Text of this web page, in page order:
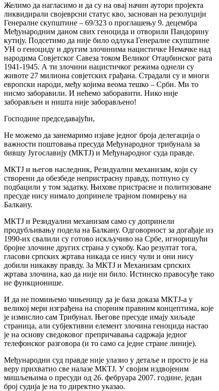
Желимо да нагласимо и да су на овај начин аутори пројекта
ликвидирали својеврсни статус кво, заснован на резолуцији
Генералне скупштине – 69/323 о проглашењу 9. децембра
Међународним даном свих геноцида и отворили Пандорину
кутију. Подсетимо да није било одлука Генералне скупштине
УН о геноциду и другим злочинима нацистичке Немачке над
народима Совјетског Савеза током Великог Отаџбинског рата
1941-1945. А ти злочини нацистичког режима однели су
животе 27 милиона совјетских грађана. Страдали су и многи
европски народи, међу којима веома тешко – Срби. Ми то
нисмо заборавили. И нећемо заборавити. Нико није
заборављен и ништа није заборављено!
Господине председавајући,
Не можемо да занемаримо изјаве једног броја делегација о
важности поштовања пресуда Међународног трибунала за
бившу Југославију (МКТЈ) и Међународног суда правде.
МКТЈ и његов наследник, Резидуални механизам, који су
створени да обезбеде непристрасну правду, потпуно су
подбацили у том задатку. Њихове пристрасне и политизоване
пресуде нису нимало допринеле трајном помирењу на
Балкану.
МКТЈ и Резидуални механизам само су допринели
продубљивању подела на Балкану. Одговорност за догађаје из
1990-их свалили су готово искључиво на Србе, игноришући
бројне злочине других страна у сукобу. Као резултат тога,
гласови српских жртава никада се нису чули и они нису
добили никакву правду. За МКТЈ и Механизам српских
жртава злочина, као да није ни било. Истинско правосуђе тако
не функционише.
И да не помињемо чињеницу да је база доказа МКТЈ-а у
великој мери изграђена на спорним правним концептима, које
је измислио сам Трибунал. Његове пресуде имају хиљаде
страница, али субјективни елемент злочина геноцида настао
је на основу сведоковог препричавања садржаја једног
телефонског разговора (и то само са једне стране линије).
Међународни суд правде није улазио у детаље и просто је на
веру прихватио све налазе МКТЈ. У својим издвојеним
мишљењима о пресуди од 26. фебруара 2007. године, један
број судија је на то директно указао.